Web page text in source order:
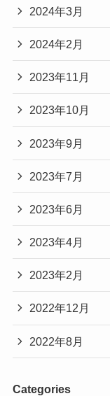
2024年3月
2024年2月
2023年11月
2023年10月
2023年9月
2023年7月
2023年6月
2023年4月
2023年2月
2022年12月
2022年8月
Categories